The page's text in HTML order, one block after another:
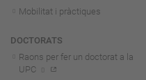
Mobilitat i pràctiques
DOCTORATS
Raons per fer un doctorat a la
UPC